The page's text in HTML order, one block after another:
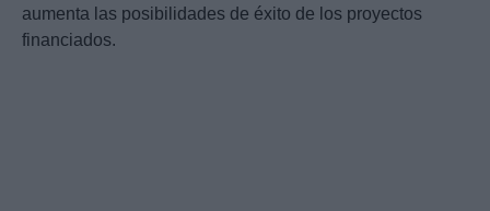
aumenta las posibilidades de éxito de los proyectos
financiados.